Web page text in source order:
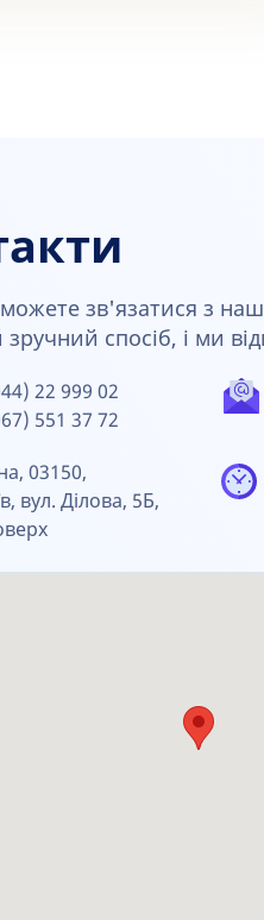
зв'язатися з
спосіб, і ми
22 999 02
551 37 72
03150,
вул. Ділова, 5Б,